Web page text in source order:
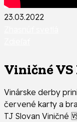
23.03.2022
Viničné
Vinárske derby
červené karty a
TJ Slovan Viničné